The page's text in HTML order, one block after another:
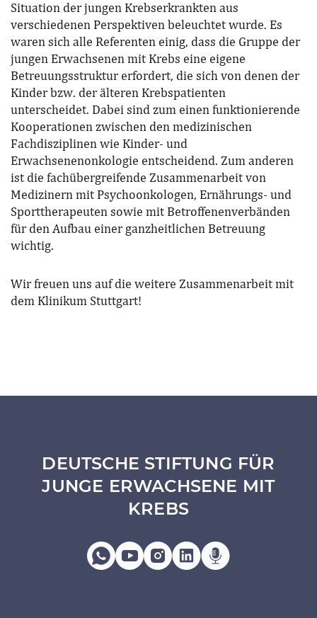
Situation der jungen Krebserkrankten aus
verschiedenen Perspektiven beleuchtet wurde. Es
waren sich alle Referenten einig, dass die Gruppe der
jungen Erwachsenen mit Krebs eine eigene
Betreuungsstruktur erfordert, die sich von denen der
Kinder bzw. der älteren Krebspatienten
unterscheidet. Dabei sind zum einen funktionierende
Kooperationen zwischen den medizinischen
Fachdisziplinen wie Kinder- und
Erwachsenenonkologie entscheidend. Zum anderen
ist die fachübergreifende Zusammenarbeit von
Medizinern mit Psychoonkologen, Ernährungs- und
Sporttherapeuten sowie mit Betroffenenverbänden
für den Aufbau einer ganzheitlichen Betreuung
wichtig.
Wir freuen uns auf die weitere Zusammenarbeit mit
dem Klinikum Stuttgart!
DEUTSCHE STIFTUNG FÜR
JUNGE ERWACHSENE MIT
KREBS